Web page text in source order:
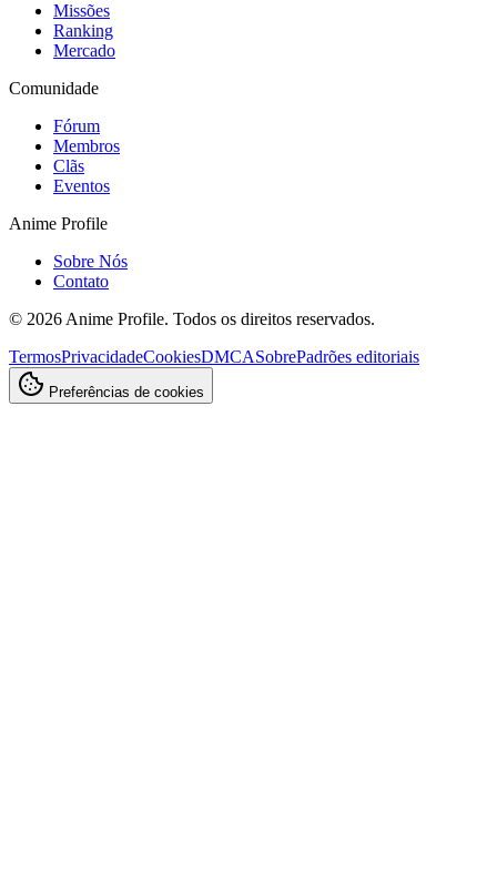
Missões
Ranking
Mercado
Comunidade
Fórum
Membros
Clãs
Eventos
Anime Profile
Sobre Nós
Contato
© 2026 Anime Profile. Todos os direitos reservados.
TermosPrivacidadeCookiesDMCASobrePadrões editoriais
Preferências de cookies